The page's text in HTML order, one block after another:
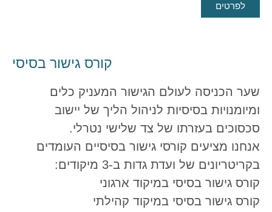
לפרטים
קורס גישור בסיסי
שער הכניסה לעולם הגישור המעניק כלים
ומיומנויות בסיסיות לניהול הליך של יישוב
סכסוכים בעזרתו של צד שלישי נטרלי.
אנחנו מציעים קורסי גישור בסיסיים העומדים
בקריטריונים של ועדת גדות ב-3 מיקודים:
קורס גישור בסיסי במיקוד ארגוני
קורס גישור בסיסי במיקוד קהילתי